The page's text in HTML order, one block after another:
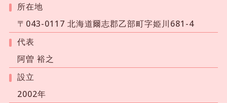
所在地
〒043-0117 北海道爾志郡乙部町字姫川681-4
代表
阿曽 裕之
設立
2002年